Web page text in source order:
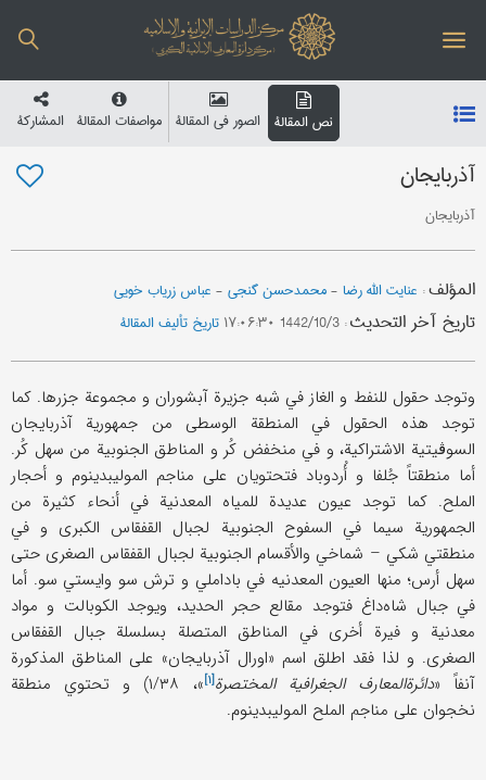
نص المقالة الصور في المقالة مواصفات المقالة المشارکة
آذربایجان
آذربایجان
المؤلف: عنایت الله رضا -محمدحسن گنجي - عباس زریاب خویي
تاریخ آخر التحدیث: 1442/10/3 ۱۷:۰۶:۳۰ تاریخ تألیف المقالة
وتوجد حقول للنفط و الغاز في شبه جزیرة آبشوران و مجموعة جزرها. کما
توجد هذه الحقول في المنطقة الوسطی من جمهوریة آذربایجان
السوڤیتیة الاشتراکیة، و في منخفض کُر و المناطق الجنوبیة من سهل کُر.
أما منطقتاً جُلفا و أُردوباد فتحتویان علی مناجم المولیبدینوم و أحجار
الملح. کما توجد عیون عدیدة للمیاه المعدنیة في أنحاء کثیرة من
الجمهوریة سیما في السفوح الجنوبیة لجبال القفقاس الکبری و في
منطقتي شکي – شماخي والأقسام الجنوبیة لجبال القفقاس الصغری حتی
سهل أرس؛ منها العیون المعدنیه في باداملي و ترش سو وایستي سو. أما
في جبال شاه‌داغ فتوجد مقالع حجر الحدید، ویوجد الکوبالت و مواد
معدنیة و فیرة أخری في المناطق المتصلة بسلسلة جبال القفقاس
الصغری. و لذا فقد اطلق اسم «اورال آذربایجان» علی المناطق المذکورة
آنفاً «دائرة‌المعارف الجغرافیة المختصرة[۱]
»، ۱/۳۸) و تحتوي منطقة
نخجوان علی مناجم الملح المولیبدینوم.